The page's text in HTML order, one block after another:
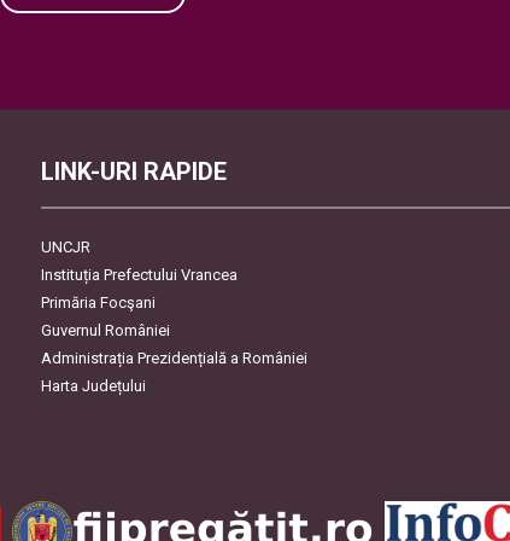
LINK-URI RAPIDE
UNCJR
Instituția Prefectului Vrancea
Primăria Focşani
Guvernul României
Administrația Prezidențială a României
Harta Județului